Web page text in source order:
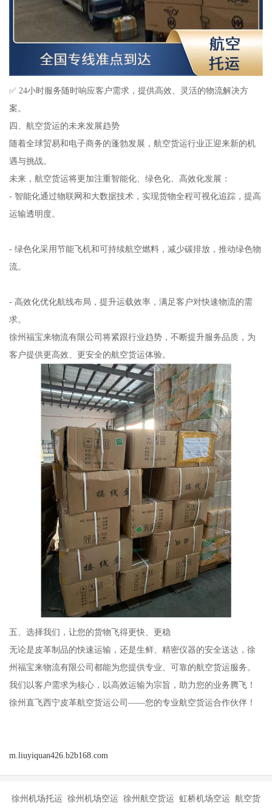
✅ 24小时服务随时响应客户需求，提供高效、灵活的物流解决方
案。
四、航空货运的未来发展趋势
随着全球贸易和电子商务的蓬勃发展，航空货运行业正迎来新的机
遇与挑战。
未来，航空货运将更加注重智能化、绿色化、高效化发展：
- 智能化通过物联网和大数据技术，实现货物全程可视化追踪，提高
运输透明度。
- 绿色化采用节能飞机和可持续航空燃料，减少碳排放，推动绿色物
流。
- 高效化优化航线布局，提升运载效率，满足客户对快速物流的需
求。
徐州福宝来物流有限公司将紧跟行业趋势，不断提升服务品质，为
客户提供更高效、更安全的航空货运体验。
五、选择我们，让您的货物飞得更快、更稳
无论是皮革制品的快速运输，还是生鲜、精密仪器的安全送达，徐
州福宝来物流有限公司都能为您提供专业、可靠的航空货运服务。
我们以客户需求为核心，以高效运输为宗旨，助力您的业务腾飞！
徐州直飞西宁皮革航空货运公司——您的专业航空货运合作伙伴！
m.liuyiquan426.b2b168.com
徐州机场托运 徐州机场空运 徐州航空货运 虹桥机场空运 航空货